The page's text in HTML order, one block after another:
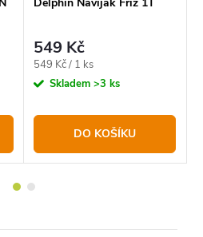
549 Kč
Měrná
cena:
549 Kč / 1 ks
Skladem >3 ks
DO KOŠÍKU